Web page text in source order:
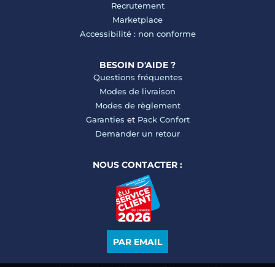
Recrutement
Marketplace
Accessibilité : non conforme
BESOIN D'AIDE ?
Questions fréquentes
Modes de livraison
Modes de règlement
Garanties et Pack Confort
Demander un retour
NOUS CONTACTER :
PAR EMAIL